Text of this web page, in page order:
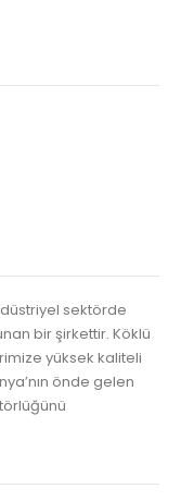
sektörde
bir şirkettir. Köklü
yüksek kaliteli
önde gelen